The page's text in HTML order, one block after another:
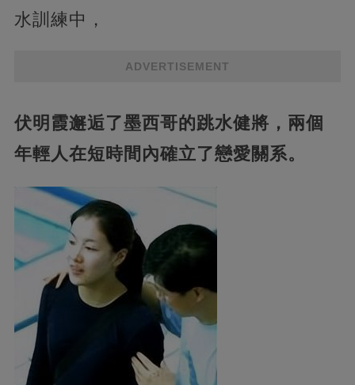
水訓練中，
ADVERTISEMENT
伏明霞邂逅了墨西哥的跳水健將，兩個
年輕人在短時間內確立了戀愛關系。